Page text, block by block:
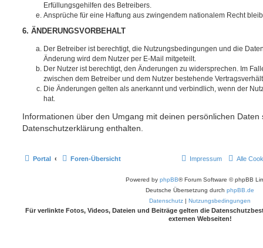
Erfüllungsgehilfen des Betreibers.
Ansprüche für eine Haftung aus zwingendem nationalem Recht
6. ÄNDERUNGSVORBEHALT
Der Betreiber ist berechtigt, die Nutzungsbedingungen und die
Änderung wird dem Nutzer per E-Mail mitgeteilt.
Der Nutzer ist berechtigt, den Änderungen zu widersprechen. Im
zwischen dem Betreiber und dem Nutzer bestehende
Die Änderungen gelten als anerkannt und verbindlich, wenn der
hat.
Informationen über den Umgang mit deinen persönlichen Daten
Datenschutzerklärung enthalten.
Portal Foren-Übersicht Alle
Impressum
Powered by phpBB® Forum Software © phpBB
Deutsche Übersetzung durch phpBB.de
Datenschutz | Nutzungsbedingungen
Für verlinkte Fotos, Videos, Dateien und Beiträge gelten die
externen Webseiten!